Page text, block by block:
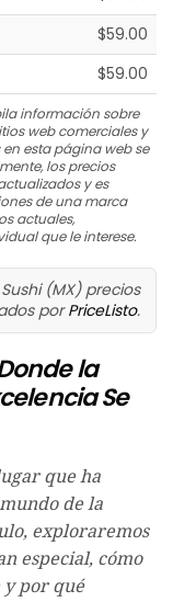
$59.00
$59.00
información sobre
web comerciales y
esta página web se
los precios
y es
de una marca
actuales,
que le interese.
(MX) precios
porPriceListo.
la
Se
que ha
de la
exploraremos
especial, cómo
por qué